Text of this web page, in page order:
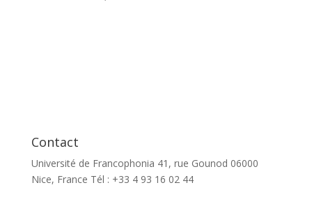
Contact
Université de Francophonia 41, rue Gounod 06000
Nice, France Tél : +33 4 93 16 02 44